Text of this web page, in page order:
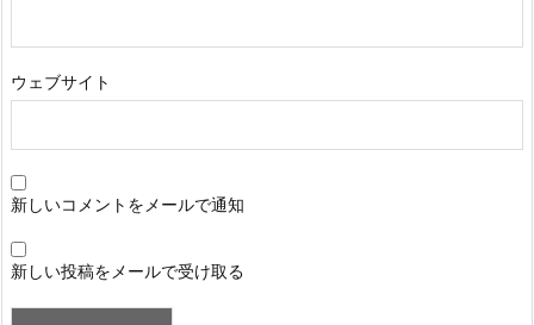
ウェブサイト
新しいコメントをメールで通知
新しい投稿をメールで受け取る